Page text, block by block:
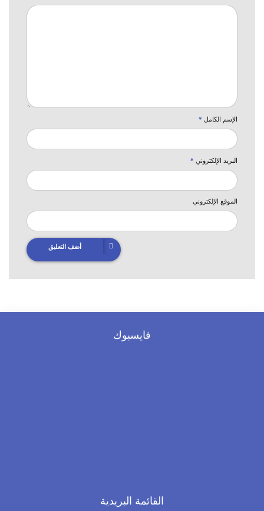
الإسم الكامل *
البريد الإلكتروني *
الموقع الإلكتروني
أضف التعليق
فايسبوك
القائمة البريدية